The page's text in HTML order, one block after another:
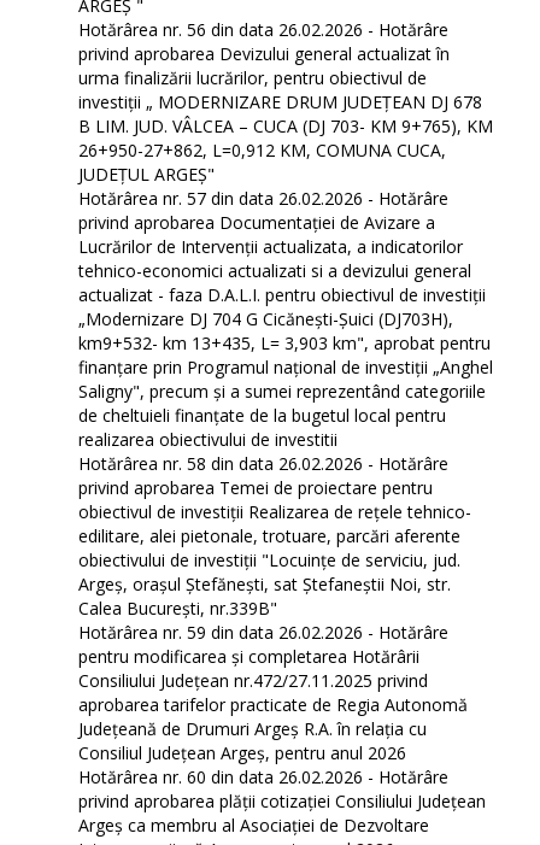
ARGEȘ "
Hotărârea nr. 56 din data 26.02.2026 - Hotărâre
privind aprobarea Devizului general actualizat în
urma finalizării lucrărilor, pentru obiectivul de
investiții „ MODERNIZARE DRUM JUDEȚEAN DJ 678
B LIM. JUD. VÂLCEA – CUCA (DJ 703- KM 9+765), KM
26+950-27+862, L=0,912 KM, COMUNA CUCA,
JUDEȚUL ARGEȘ"
Hotărârea nr. 57 din data 26.02.2026 - Hotărâre
privind aprobarea Documentației de Avizare a
Lucrărilor de Intervenții actualizata, a indicatorilor
tehnico-economici actualizati si a devizului general
actualizat - faza D.A.L.I. pentru obiectivul de investiţii
„Modernizare DJ 704 G Cicănești-Șuici (DJ703H),
km9+532- km 13+435, L= 3,903 km", aprobat pentru
finanțare prin Programul național de investiții „Anghel
Saligny", precum și a sumei reprezentând categoriile
de cheltuieli finanțate de la bugetul local pentru
realizarea obiectivului de investitii
Hotărârea nr. 58 din data 26.02.2026 - Hotărâre
privind aprobarea Temei de proiectare pentru
obiectivul de investiţii Realizarea de reţele tehnico-
edilitare, alei pietonale, trotuare, parcări aferente
obiectivului de investiţii "Locuințe de serviciu, jud.
Argeş, oraşul Ştefăneşti, sat Ştefaneştii Noi, str.
Calea Bucureşti, nr.339B"
Hotărârea nr. 59 din data 26.02.2026 - Hotărâre
pentru modificarea și completarea Hotărârii
Consiliului Județean nr.472/27.11.2025 privind
aprobarea tarifelor practicate de Regia Autonomă
Județeană de Drumuri Argeș R.A. în relația cu
Consiliul Județean Argeș, pentru anul 2026
Hotărârea nr. 60 din data 26.02.2026 - Hotărâre
privind aprobarea plății cotizației Consiliului Județean
Argeș ca membru al Asociației de Dezvoltare